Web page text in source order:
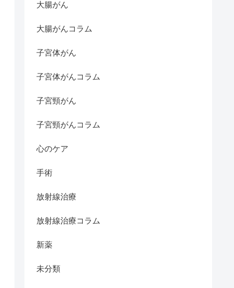
大腸がん
大腸がんコラム
子宮体がん
子宮体がんコラム
子宮頸がん
子宮頸がんコラム
心のケア
手術
放射線治療
放射線治療コラム
新薬
未分類